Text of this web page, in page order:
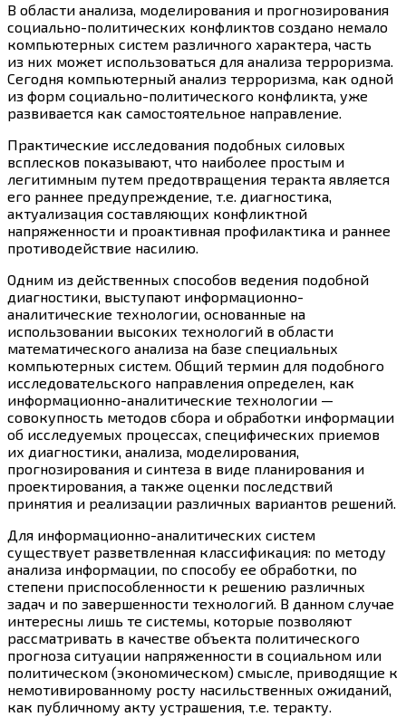
В области анализа, моделирования и прогнозирования
социально-политических конфликтов создано немало
компьютерных систем различного характера, часть
из них может использоваться для анализа терроризма.
Сегодня компьютерный анализ терроризма, как одной
из форм социально-политического конфликта, уже
развивается как самостоятельное направление.
Практические исследования подобных силовых
всплесков показывают, что наиболее простым и
легитимным путем предотвращения теракта является
его раннее предупреждение, т.е. диагностика,
актуализация составляющих конфликтной
напряженности и проактивная профилактика и раннее
противодействие насилию.
Одним из действенных способов ведения подобной
диагностики, выступают информационно-
аналитические технологии, основанные на
использовании высоких технологий в области
математического анализа на базе специальных
компьютерных систем. Общий термин для подобного
исследовательского направления определен, как
информационно-аналитические технологии —
совокупность методов сбора и обработки информации
об исследуемых процессах, специфических приемов
их диагностики, анализа, моделирования,
прогнозирования и синтеза в виде планирования и
проектирования, а также оценки последствий
принятия и реализации различных вариантов решений.
Для информационно-аналитических систем
существует разветвленная классификация: по методу
анализа информации, по способу ее обработки, по
степени приспособленности к решению различных
задач и по завершенности технологий. В данном случае
интересны лишь те системы, которые позволяют
рассматривать в качестве объекта политического
прогноза ситуации напряженности в социальном или
политическом (экономическом) смысле, приводящие к
немотивированному росту насильственных ожиданий,
как публичному акту устрашения, т.е. теракту.